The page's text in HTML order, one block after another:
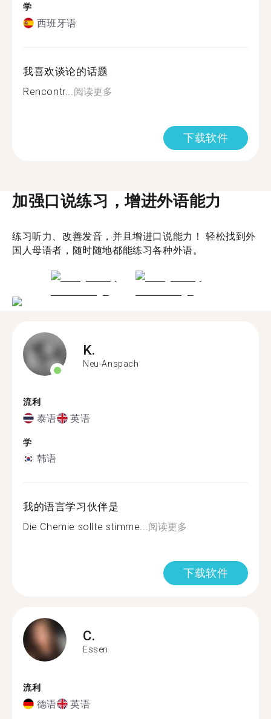
学
西班牙语
我喜欢谈论的话题
Rencontr... 阅读更多
下载软件
加强口说练习，增进外语能力
练习听力、改善发音，并且增进口说能力！ 轻松找到外
国人母语者，随时随地都能练习各种外语。
K.
Neu-Anspach
流利
泰语 英语
学
韩语
我的语言学习伙伴是
Die Chemie sollte stimme...阅读更多
下载软件
C.
Essen
流利
德语 英语